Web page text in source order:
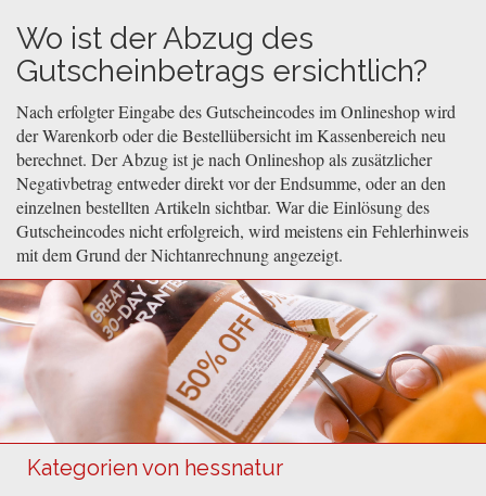
Wo ist der Abzug des
Gutscheinbetrags ersichtlich?
Nach erfolgter Eingabe des Gutscheincodes im Onlineshop wird
der Warenkorb oder die Bestellübersicht im Kassenbereich neu
berechnet. Der Abzug ist je nach Onlineshop als zusätzlicher
Negativbetrag entweder direkt vor der Endsumme, oder an den
einzelnen bestellten Artikeln sichtbar. War die Einlösung des
Gutscheincodes nicht erfolgreich, wird meistens ein Fehlerhinweis
mit dem Grund der Nichtanrechnung angezeigt.
Kategorien von hessnatur